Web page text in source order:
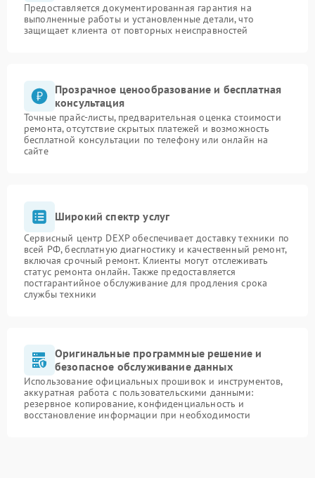
Предоставляется документированная гарантия на
выполненные работы и установленные детали, что
защищает клиента от повторных неисправностей
Прозрачное ценообразование и бесплатная
консультация
Точные прайс-листы, предварительная оценка стоимости
ремонта, отсутствие скрытых платежей и возможность
бесплатной консультации по телефону или онлайн на
сайте
Широкий спектр услуг
Сервисный центр DEXP обеспечивает доставку техники по
всей РФ, бесплатную диагностику и качественный ремонт,
включая срочный ремонт. Клиенты могут отслеживать
статус ремонта онлайн. Также предоставляется
постгарантийное обслуживание для продления срока
службы техники
Оригинальные программные решение и
безопасное обслуживание данных
Использование официальных прошивок и инструментов,
аккуратная работа с пользовательскими данными:
резервное копирование, конфиденциальность и
восстановление информации при необходимости